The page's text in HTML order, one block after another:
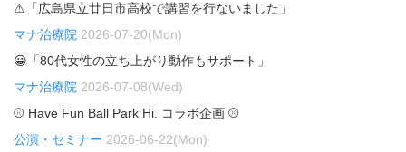
⚠「広島県立廿日市高校で講習を行ないました」
マナ治療院 2026-07-20(Mon)
😀「80代女性の立ち上がり動作もサポート」
マナ治療院 2026-07-08(Wed)
⚾ Have Fun Ball Park Hi. コラボ企画 ⚾
公演・セミナー 2026-06-22(Mon)